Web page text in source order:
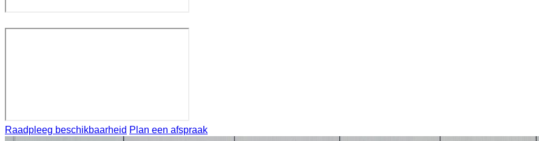
Raadpleeg beschikbaarheid Plan een afspraak